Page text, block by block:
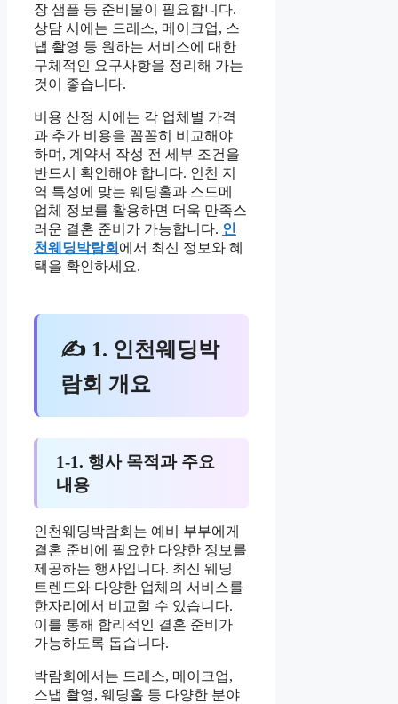
장 샘플 등 준비물이 필요합니다.
상담 시에는 드레스, 메이크업, 스
냅 촬영 등 원하는 서비스에 대한
구체적인 요구사항을 정리해 가는
것이 좋습니다.
비용 산정 시에는 각 업체별 가격
과 추가 비용을 꼼꼼히 비교해야
하며, 계약서 작성 전 세부 조건을
반드시 확인해야 합니다. 인천 지
역 특성에 맞는 웨딩홀과 스드메
업체 정보를 활용하면 더욱 만족스
러운 결혼 준비가 가능합니다. 인
천웨딩박람회 에서 최신 정보와 혜
택을 확인하세요.
✍ 1. 인천웨딩박
람회 개요
1-1. 행사 목적과 주요
내용
인천웨딩박람회는 예비 부부에게
결혼 준비에 필요한 다양한 정보를
제공하는 행사입니다. 최신 웨딩
트렌드와 다양한 업체의 서비스를
한자리에서 비교할 수 있습니다.
이를 통해 합리적인 결혼 준비가
가능하도록 돕습니다.
박람회에서는 드레스, 메이크업,
스냅 촬영, 웨딩홀 등 다양한 분야